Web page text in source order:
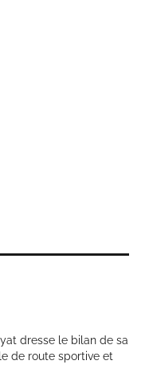
dresse le bilan de sa
de route sportive et